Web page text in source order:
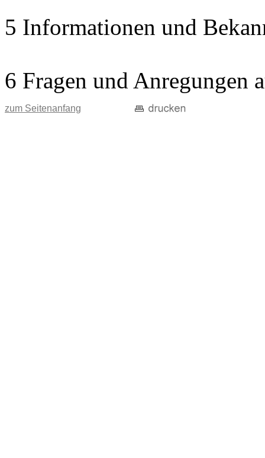
5 Informationen und
6 Fragen und Anregungen
zum Seitenanfang